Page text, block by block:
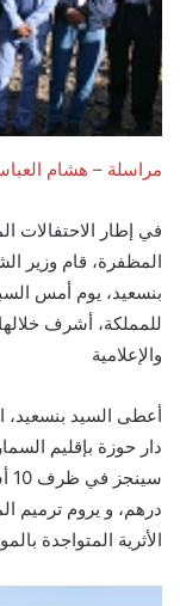
مراسلة – هشام
المظفرة، قام وزير
للمملكة، أشرف
والإعلامية
أعطى السيد بنسعيد،
دار حوزة بإقليم
درهم، و يروم ترميم
الأثرية المتواجدة